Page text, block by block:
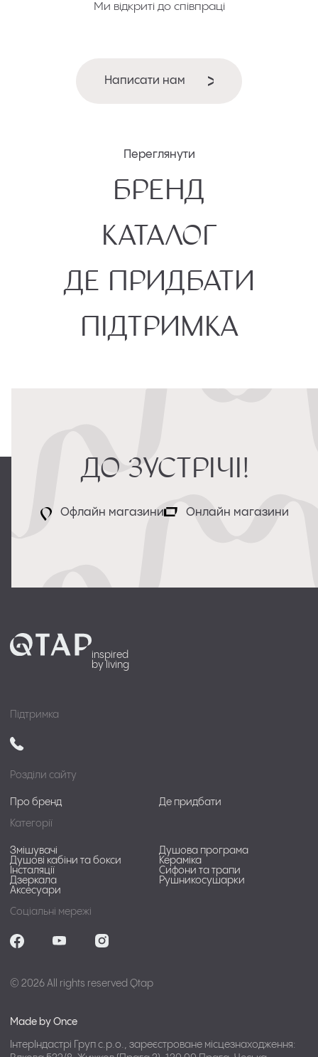
Ми відкриті до співпраці
Написати нам
Переглянути
До зустрічі!
Офлайн магазини Онлайн магазини
inspired
by living
Підтримка
Розділи сайту
Про бренд Де придбати
Категорії
Змішувачі
Душова програма
Душові кабіни та бокси
Кераміка
Інсталяції
Сифони та трапи
Дзеркала
Рушникосушарки
Аксесуари
Соціальні мережі
© 2026 All rights reserved Qtap
Made by Once
ІнтерІндастрі Груп с.р.о., зареєстроване місцезнаходження: